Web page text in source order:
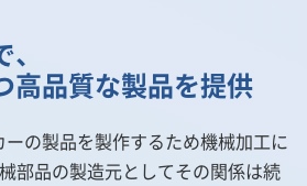
高品質な製品を提供
の製品を製作するため機械加工に
部品の製造元としてその関係は続